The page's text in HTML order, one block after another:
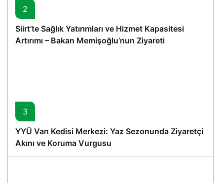
2
Siirt’te Sağlık Yatırımları ve Hizmet Kapasitesi
Artırımı – Bakan Memişoğlu’nun Ziyareti
3
YYÜ Van Kedisi Merkezi: Yaz Sezonunda Ziyaretçi
Akını ve Koruma Vurgusu